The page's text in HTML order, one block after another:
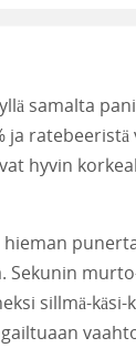
samalta
ja
hyvin
Sekunin
sillmä-käsi-